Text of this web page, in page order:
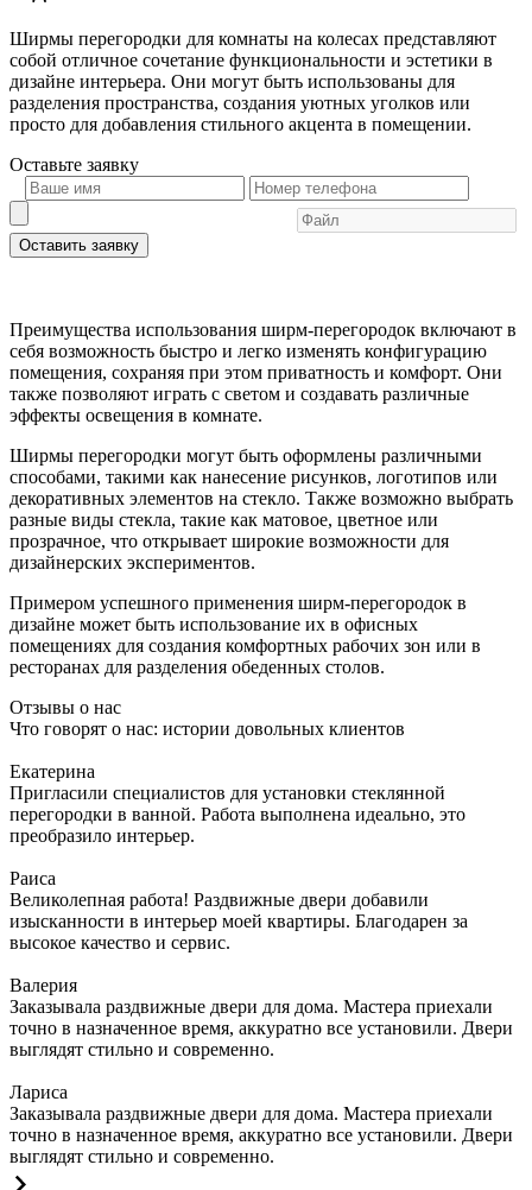
Ширмы перегородки для комнаты на колесах представляют
собой отличное сочетание функциональности и эстетики в
дизайне интерьера. Они могут быть использованы для
разделения пространства, создания уютных уголков или
просто для добавления стильного акцента в помещении.
Оставьте заявку
Оставить заявку
Преимущества использования ширм-перегородок включают в
себя возможность быстро и легко изменять конфигурацию
помещения, сохраняя при этом приватность и комфорт. Они
также позволяют играть с светом и создавать различные
эффекты освещения в комнате.
Ширмы перегородки могут быть оформлены различными
способами, такими как нанесение рисунков, логотипов или
декоративных элементов на стекло. Также возможно выбрать
разные виды стекла, такие как матовое, цветное или
прозрачное, что открывает широкие возможности для
дизайнерских экспериментов.
Примером успешного применения ширм-перегородок в
дизайне может быть использование их в офисных
помещениях для создания комфортных рабочих зон или в
ресторанах для разделения обеденных столов.
Отзывы о нас
Что говорят о нас: истории довольных клиентов
Екатерина
Пригласили специалистов для установки стеклянной
перегородки в ванной. Работа выполнена идеально, это
преобразило интерьер.
Раиса
Великолепная работа! Раздвижные двери добавили
изысканности в интерьер моей квартиры. Благодарен за
высокое качество и сервис.
Валерия
Заказывала раздвижные двери для дома. Мастера приехали
точно в назначенное время, аккуратно все установили. Двери
выглядят стильно и современно.
Лариса
Заказывала раздвижные двери для дома. Мастера приехали
точно в назначенное время, аккуратно все установили. Двери
выглядят стильно и современно.